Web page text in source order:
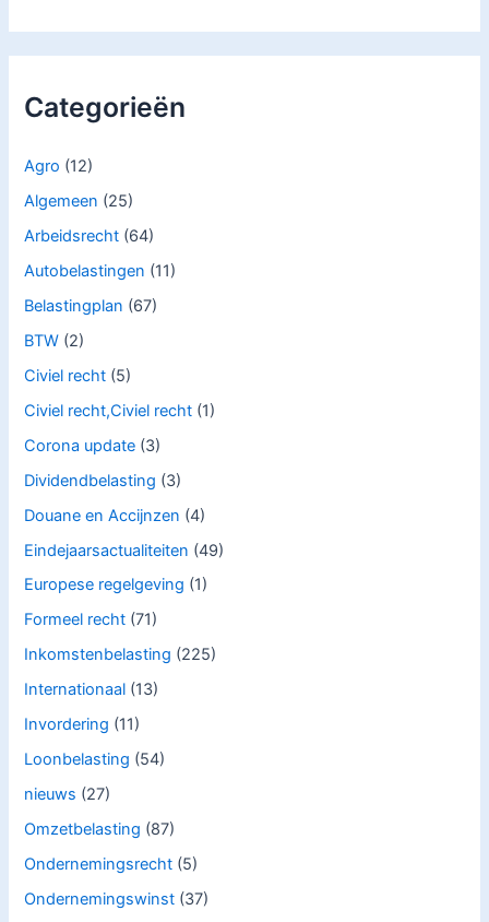
Categorieën
Agro (12)
Algemeen (25)
Arbeidsrecht (64)
Autobelastingen (11)
Belastingplan (67)
BTW (2)
Civiel recht (5)
Civiel recht,Civiel recht (1)
Corona update (3)
Dividendbelasting (3)
Douane en Accijnzen (4)
Eindejaarsactualiteiten (49)
Europese regelgeving (1)
Formeel recht (71)
Inkomstenbelasting (225)
Internationaal (13)
Invordering (11)
Loonbelasting (54)
nieuws (27)
Omzetbelasting (87)
Ondernemingsrecht (5)
Ondernemingswinst (37)